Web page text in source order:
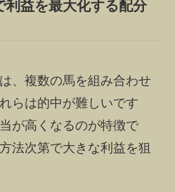
利益を最大化する配分
、複数の馬を組み合わせ
らは的中が難しいです
が高くなるのが特徴で
法次第で大きな利益を狙